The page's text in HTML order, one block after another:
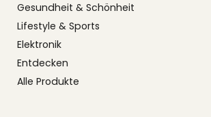
Gesundheit & Schönheit
Lifestyle & Sports
Elektronik
Entdecken
Alle Produkte